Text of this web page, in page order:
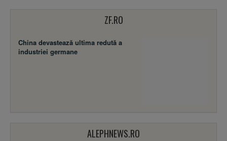
ZF.RO
China devastează ultima redută a
industriei germane
ALEPHNEWS.RO